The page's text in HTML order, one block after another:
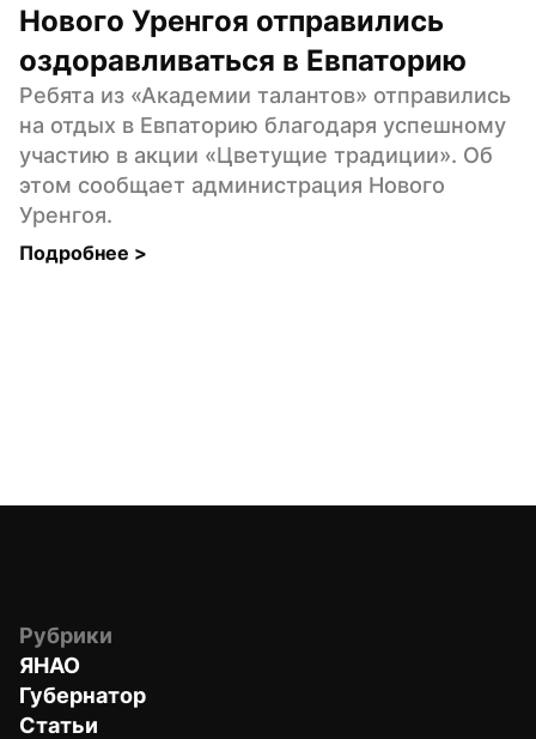
Нового Уренгоя отправились
оздоравливаться в Евпаторию
Ребята из «Академии талантов» отправились
на отдых в Евпаторию благодаря успешному
участию в акции «Цветущие традиции». Об
этом сообщает администрация Нового
Уренгоя.
Подробнее >
Рубрики
ЯНАО
Губернатор
Статьи